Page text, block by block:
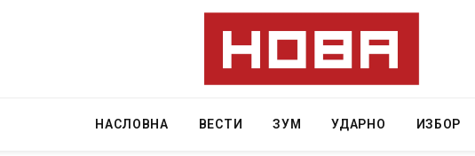
НАСЛОВНА ВЕСТИ ЗУМ УДАРНО ИЗБОР